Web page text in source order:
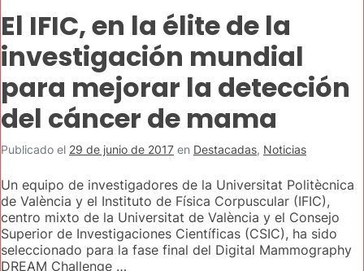
El IFIC, en la élite de la
investigación mundial
para mejorar la detección
del cáncer de mama
Publicado el 29 de junio de 2017 en Destacadas, Noticias
Un equipo de investigadores de la Universitat Politècnica
de València y el Instituto de Física Corpuscular (IFIC),
centro mixto de la Universitat de València y el Consejo
Superior de Investigaciones Científicas (CSIC), ha sido
seleccionado para la fase final del Digital Mammography
DREAM Challenge …